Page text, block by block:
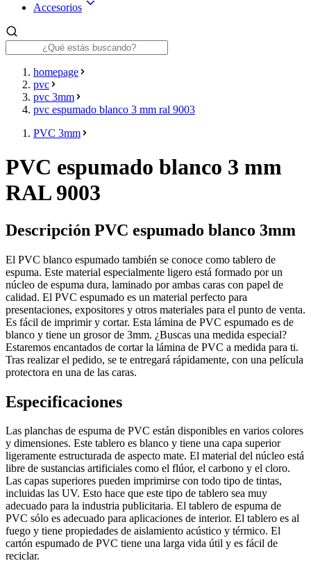
Accesorios
homepage
pvc
pvc 3mm
pvc espumado blanco 3 mm ral 9003
PVC 3mm
PVC espumado blanco 3 mm
RAL 9003
Descripción PVC espumado blanco 3mm
El PVC blanco espumado también se conoce como tablero de
espuma. Este material especialmente ligero está formado por un
núcleo de espuma dura, laminado por ambas caras con papel de
calidad. El PVC espumado es un material perfecto para
presentaciones, expositores y otros materiales para el punto de venta.
Es fácil de imprimir y cortar. Esta lámina de PVC espumado es de
blanco y tiene un grosor de 3mm. ¿Buscas una medida especial?
Estaremos encantados de cortar la lámina de PVC a medida para ti.
Tras realizar el pedido, se te entregará rápidamente, con una película
protectora en una de las caras.
Especificaciones
Las planchas de espuma de PVC están disponibles en varios colores
y dimensiones. Este tablero es blanco y tiene una capa superior
ligeramente estructurada de aspecto mate. El material del núcleo está
libre de sustancias artificiales como el flúor, el carbono y el cloro.
Las capas superiores pueden imprimirse con todo tipo de tintas,
incluidas las UV. Esto hace que este tipo de tablero sea muy
adecuado para la industria publicitaria. El tablero de espuma de
PVC sólo es adecuado para aplicaciones de interior. El tablero es al
fuego y tiene propiedades de aislamiento acústico y térmico. El
cartón espumado de PVC tiene una larga vida útil y es fácil de
reciclar.